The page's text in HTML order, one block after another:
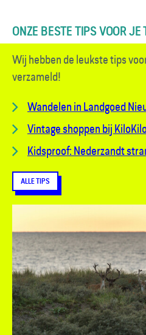
ONZE BESTE TIPS VOOR
Wij hebben de leukste tips
verzameld!
Wandelen in Landgoed
Vintage shoppen bij
Kidsproof: Nederzandt
ALLE TIPS